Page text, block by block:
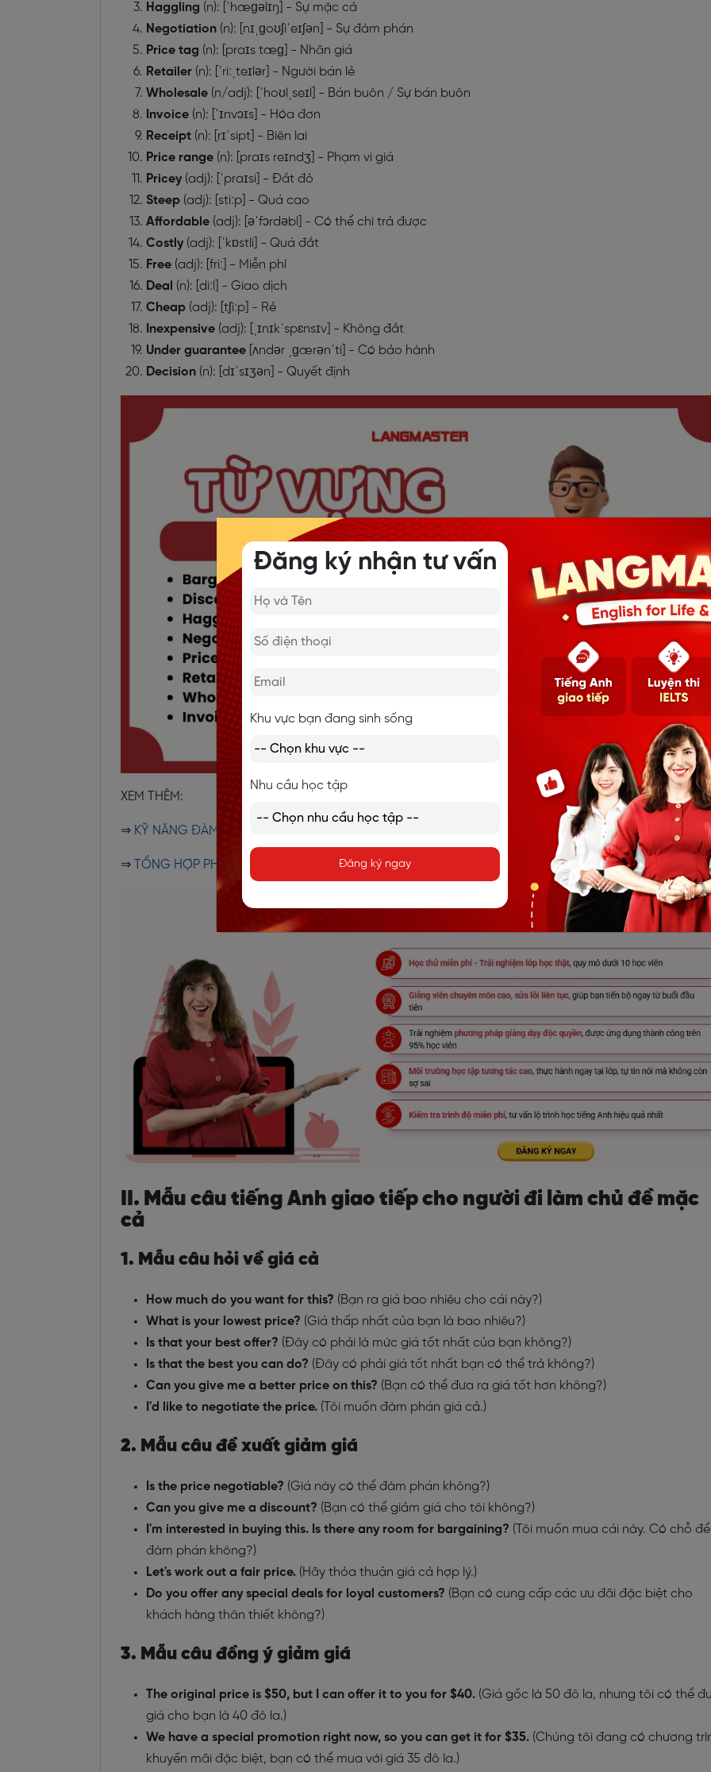
Haggling (n): [ˈhæɡəlɪŋ] - Sự mặc cả
Negotiation (n): [nɪˌɡoʊʃiˈeɪʃən] - Sự đàm phán
Price tag (n): [praɪs tæɡ] - Nhãn giá
Retailer (n): [ˈriːˌteɪlər] - Người bán lẻ
Wholesale (n/adj): [ˈhoʊlˌseɪl] - Bán buôn / Sự bán buôn
Invoice (n): [ˈɪnvɔɪs] - Hóa đơn
Receipt (n): [rɪˈsipt] - Biên lai
Price range (n): [praɪs reɪndʒ] - Phạm vi giá
Pricey (adj): [ˈpraɪsi] - Đắt đỏ
Steep (adj): [stiːp] - Quá cao
Affordable (adj): [əˈfɔrdəbl] - Có thể chi trả được
Costly (adj): [ˈkɒstli] - Quá đắt
Free (adj): [friː] - Miễn phí
Deal (n): [diːl] - Giao dịch
Cheap (adj): [tʃiːp] - Rẻ
Inexpensive (adj): [ˌɪnɪkˈspɛnsɪv] - Không đắt
Under guarantee [ʌndər ˌɡærənˈti] - Có bảo hành
Decision (n): [dɪˈsɪʒən] - Quyết định
XEM THÊM:
⇒ KỸ NĂNG ĐÀM PHÁN: ĐỊNH NGHĨA, VAI TRÒ VÀ CÁCH PHÁT TRIỂN
⇒ TỔNG HỢP PHƯƠNG PHÁP VÀ KHÓA HỌC TIẾNG ANH THƯƠNG MẠI CHẤT LƯỢNG NHẤT
II. Mẫu câu tiếng Anh giao tiếp cho người đi làm chủ đề mặc
cả
1. Mẫu câu hỏi về giá cả
How much do you want for this? (Bạn ra giá bao nhiêu cho cái này?)
What is your lowest price? (Giá thấp nhất của bạn là bao nhiêu?)
Is that your best offer? (Đây có phải là mức giá tốt nhất của bạn không?)
Is that the best you can do? (Đây có phải giá tốt nhất bạn có thể trả không?)
Can you give me a better price on this? (Bạn có thể đưa ra giá tốt hơn không?)
I'd like to negotiate the price. (Tôi muốn đàm phán giá cả.)
2. Mẫu câu đề xuất giảm giá
Is the price negotiable? (Giá này có thể đàm phán không?)
Can you give me a discount? (Bạn có thể giảm giá cho tôi không?)
I'm interested in buying this. Is there any room for bargaining? (Tôi muốn mua cái này. Có chỗ để
đàm phán không?)
Let's work out a fair price. (Hãy thỏa thuận giá cả hợp lý.)
Do you offer any special deals for loyal customers? (Bạn có cung cấp các ưu đãi đặc biệt cho
khách hàng thân thiết không?)
3. Mẫu câu đồng ý giảm giá
The original price is $50, but I can offer it to you for $40. (Giá gốc là 50 đô la, nhưng tôi có thể
giá cho bạn là 40 đô la.)
We have a special promotion right now, so you can get it for $35. (Chúng tôi đang có chương
khuyến mãi đặc biệt, bạn có thể mua với giá 35 đô la.)
Đăng ký nhận tư vấn
Khu vực bạn đang sinh sống
Nhu cầu học tập
Đăng ký ngay